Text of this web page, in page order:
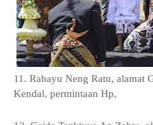
11. Rahayu Neng Ratu, alamat
Kendal, permintaan Hp,